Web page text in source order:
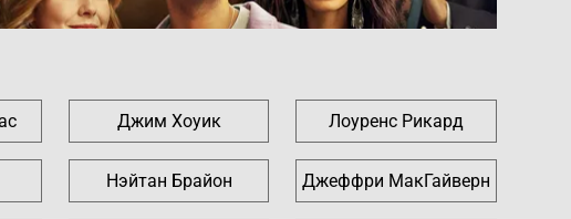
Джим Хоуик Лоуренс Рикард
Нэйтан Брайон Джеффри МакГайверн